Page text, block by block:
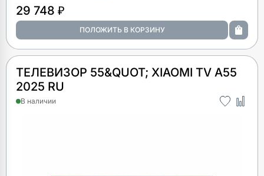
29 748 ₽
ТЕЛЕВИЗОР 55&QUOT; XIAOMI TV A55
2025 RU
В наличии